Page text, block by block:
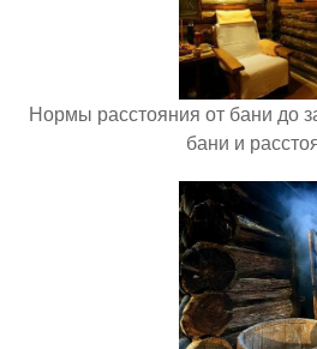
Нормы расстояния от бани до
бани и